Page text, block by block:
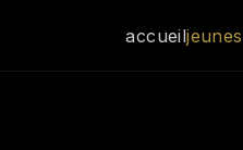
accueil